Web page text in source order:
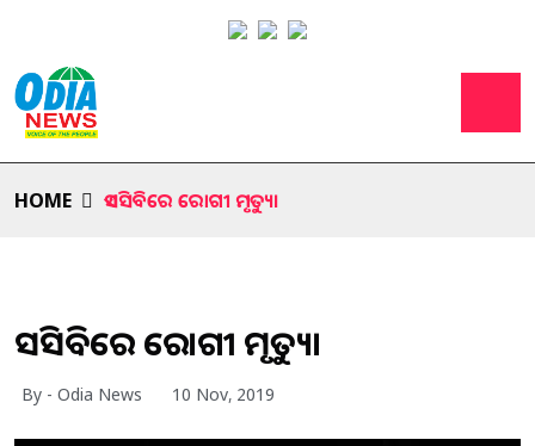
HOME ଏସସିବିରେ ରୋଗୀ ମୃତ୍ୟୁ।
ଏସସିବିରେ ରୋଗୀ ମୃତ୍ୟୁ।
By - Odia News 10 Nov, 2019